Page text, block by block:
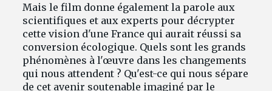
Mais le film donne également la parole aux
scientifiques et aux experts pour décrypter
cette vision d'une France qui aurait réussi sa
conversion écologique. Quels sont les grands
phénomènes à l'œuvre dans les changements
qui nous attendent ? Qu'est-ce qui nous sépare
de cet avenir soutenable imaginé par le